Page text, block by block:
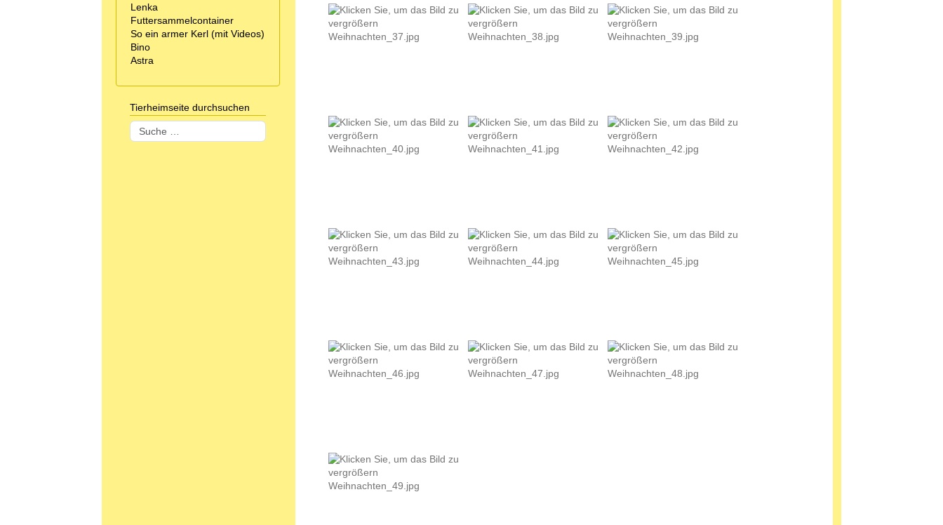
Lenka
Futtersammelcontainer
So ein armer Kerl (mit Videos)
Bino
Astra
Tierheimseite durchsuchen
Suchen